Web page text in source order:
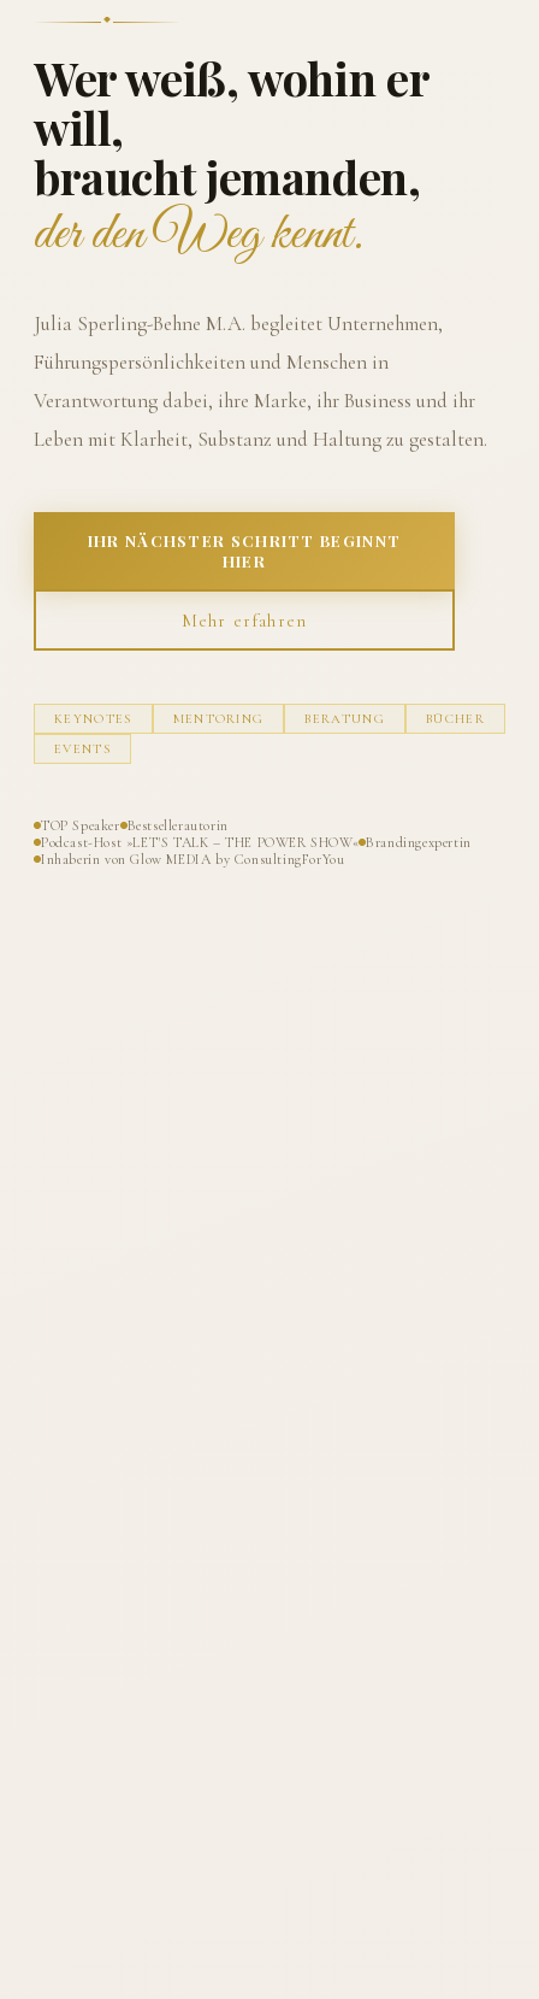
Wer weiß, wohin er
will,
braucht jemanden,
der den Weg kennt.
Julia Sperling-Behne M.A. begleitet Unternehmen,
Führungspersönlichkeiten und Menschen in
Verantwortung dabei, ihre Marke, ihr Business und ihr
Leben mit Klarheit, Substanz und Haltung zu gestalten.
IHR NÄCHSTER SCHRITT BEGINNT
HIER
Mehr erfahren
KEYNOTES MENTORING BERATUNG
BÜCHER
EVENTS
TOP Speaker Bestsellerautorin
Podcast-Host »LET'S TALK – THE POWER SHOW« Brandingexpertin
Inhaberin von Glow MEDIA by ConsultingForYou